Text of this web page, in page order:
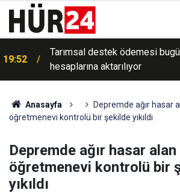
19:52
Tarımsal destek ödemesi
hesaplarına aktarılıyor
Anasayfa
Depremde ağır hasar
öğretmenevi kontrolü bir şekilde yıkıldı
Depremde ağır hasar
öğretmenevi kontrolü bir
yıkıldı